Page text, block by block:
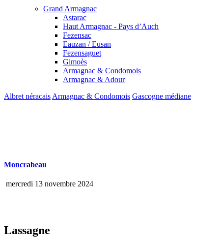
Grand Armagnac
Astarac
Haut Armagnac - Pays d’Auch
Fezensac
Eauzan / Eusan
Fezensaguet
Gimoès
Armagnac & Condomois
Armagnac & Adour
Albret néracais Armagnac & Condomois Gascogne médiane
Moncrabeau
mercredi 13 novembre 2024
Lassagne